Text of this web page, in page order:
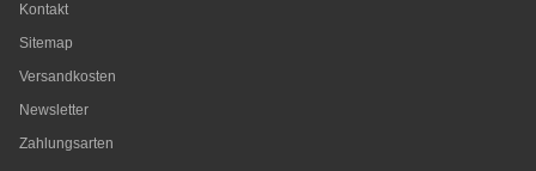
Kontakt
Sitemap
Versandkosten
Newsletter
Zahlungsarten